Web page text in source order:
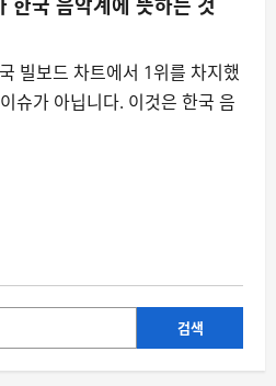
빌보드 차트에서 1위를 차지했
슈가 아닙니다. 이것은 한국 음
검색